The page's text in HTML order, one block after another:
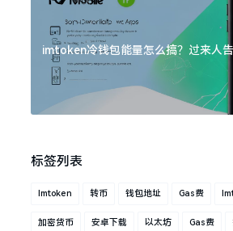
imtoken冷钱包能量怎么搞？过来人
标签列表
Imtoken 转币 钱包地址 Gas费
加密货币 安卓下载 以太坊 Gas费